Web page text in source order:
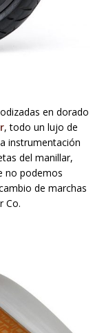
en dorado
, todo un lujo de
instrumentación
del manillar,
no podemos
de marchas
Co.